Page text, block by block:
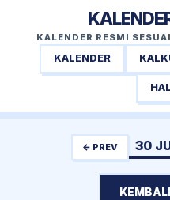
KALENDER RESMI
KALENDER
← PREV 30